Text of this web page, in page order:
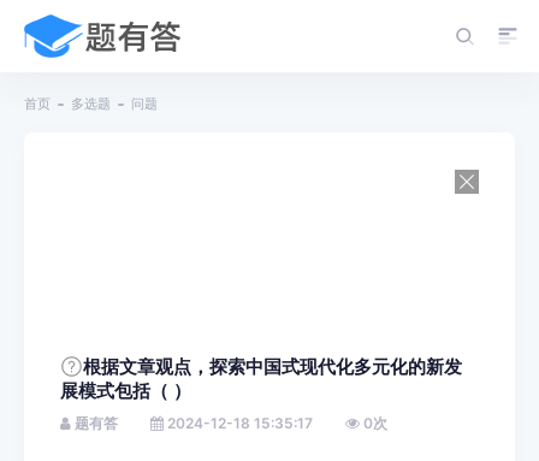
首页 多选题 问题
根据文章观点，探索中国式现代化多元化的新发
展模式包括（ ）
题有答 2024-12-18 15:35:17 0次